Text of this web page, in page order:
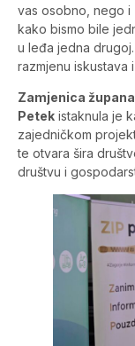
vas osobno, nego i
kako bismo bile
u leđa jedna
razmjenu iskustava
Zamjenica
Petek istaknula je
zajedničkom
te otvara šira
društvu i